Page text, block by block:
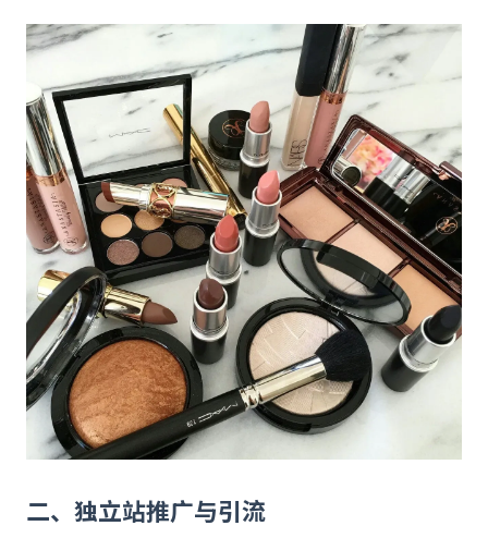
二、独立站推广与引流